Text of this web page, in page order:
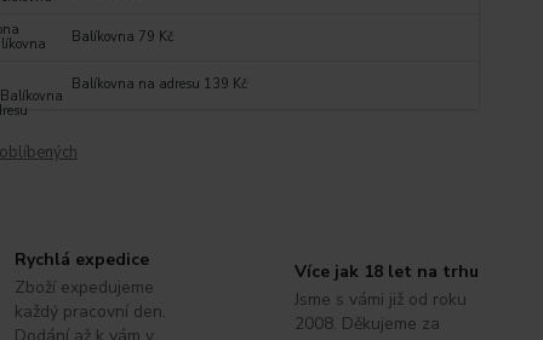
Balíkovna 79 Kč
Balíkovna na adresu 139 Kč
Rychlá expedice
Zboží expedujeme
každý pracovní den.
Více jak 18 let na trhu
Jsme s vámi již od roku
2008. Děkujeme za